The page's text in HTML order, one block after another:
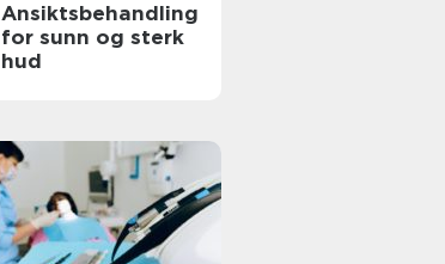
Ansiktsbehandling
for sunn og sterk
hud